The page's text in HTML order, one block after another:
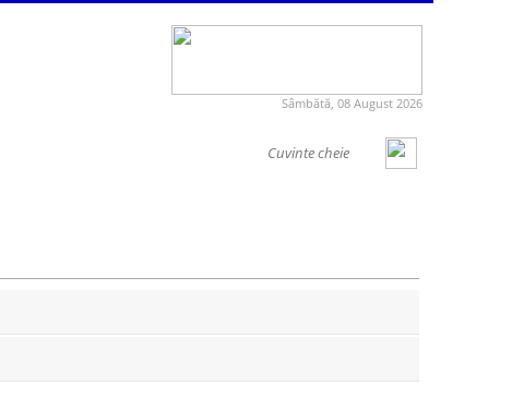
Sâmbătă, 08 August 2026